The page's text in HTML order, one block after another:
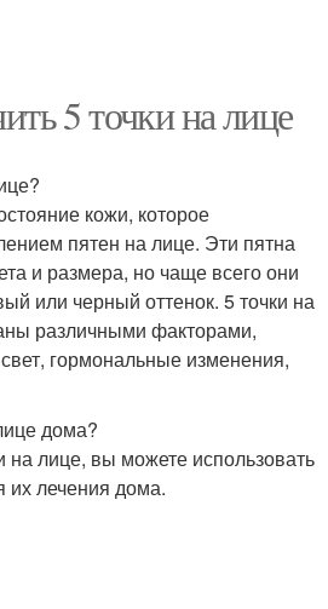
5 точки на лице
кожи, которое
пятен на лице. Эти пятна
и размера, но чаще всего они
или черный оттенок. 5 точки на
различными факторами,
гормональные изменения,
дома?
на лице, вы можете использовать
их лечения дома.